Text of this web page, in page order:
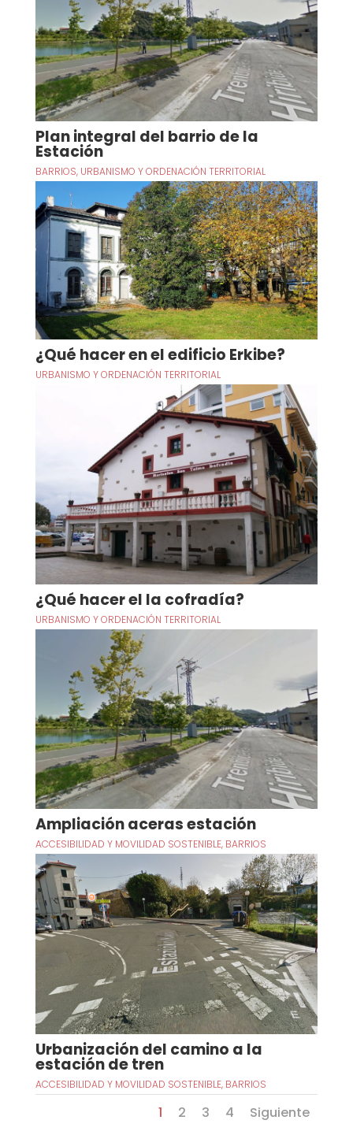
Plan integral del barrio de la
Estación
BARRIOS, URBANISMO Y ORDENACIÓN TERRITORIAL
¿Qué hacer en el edificio Erkibe?
URBANISMO Y ORDENACIÓN TERRITORIAL
¿Qué hacer el la cofradía?
URBANISMO Y ORDENACIÓN TERRITORIAL
Ampliación aceras estación
ACCESIBILIDAD Y MOVILIDAD SOSTENIBLE, BARRIOS
Urbanización del camino a la
estación de tren
ACCESIBILIDAD Y MOVILIDAD SOSTENIBLE, BARRIOS
1 2 3 4 Siguiente